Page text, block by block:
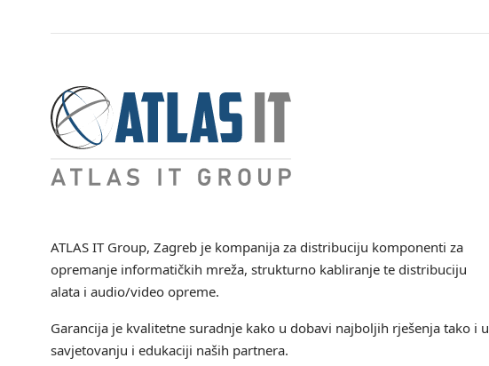
ATLAS IT Group, Zagreb je kompanija za distribuciju komponenti za
opremanje informatičkih mreža, strukturno kabliranje te distribuciju
alata i audio/video opreme.
Garancija je kvalitetne suradnje kako u dobavi najboljih rješenja tako i u
savjetovanju i edukaciji naših partnera.